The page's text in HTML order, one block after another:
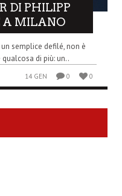
DI PHILIPP
A MILANO
semplice defilé, non è
di più: un..
14 GEN 0 0